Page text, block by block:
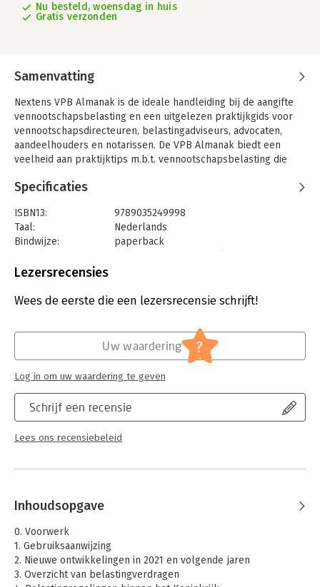
Nu besteld, woensdag in huis
Gratis verzonden
Samenvatting
Nextens VPB Almanak is de ideale handleiding bij de aangifte
vennootschapsbelasting en een uitgelezen praktijkgids voor
vennootschapsdirecteuren, belastingadviseurs, advocaten,
aandeelhouders en notarissen. De VPB Almanak biedt een
veelheid aan praktijktips m.b.t. vennootschapsbelasting die
Specificaties
ISBN13:
9789035249998
Taal:
Nederlands
Bindwijze:
paperback
Verschijningsdatum:
6-4-2021
Financieel management
Belastingrecht - Vennootschapsbelasting
Serie:
Nextens VPB Almanak
Lezersrecensies
Wees de eerste die een lezersrecensie schrijft!
Schrijf een recensie
Lees ons recensiebeleid
Uw waardering ?
Log in om uw waardering te geven
Inhoudsopgave
0. Voorwerk
1. Gebruiksaanwijzing
2. Nieuwe ontwikkelingen in 2021 en volgende jaren
3. Overzicht van belastingverdragen